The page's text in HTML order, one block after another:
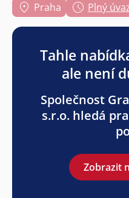
Praha Plný
Tahle
ale není
Společnost
s.r.o. hledá
Zobrazit